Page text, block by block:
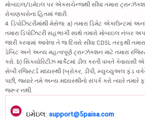
મોબાઇલ/ઇમેઇલ પર એક્સચેન્જથી સીધા તમારા
રોકાણકારોના હિતમાં જારી.
4. ડિપોઝિટરીમાંથી મેસેજ: a) તમારા ડિમેટ એકાઉન્ટમાં
તમારા ડિપોઝિટરી સહભાગી સાથે તમારો મોબાઇલ નંબર
જારી કરવામાં આવેલા તે જ દિવસે સીધા CDSL તરફથી
ડેબિટ અને અન્ય મહત્વપૂર્ણ ટ્રાન્ઝૅક્શન માટે તમારા
કરો. b) સિક્યોરિટીઝ માર્કેટમાં ડીલ કરતી વખતે
સેબી રજિસ્ટર્ડ મધ્યસ્થી (બ્રોકર, ડીપી, મ્યુચ્યુઅલ ફંડ
પછી, જ્યારે તમે અન્ય મધ્યસ્થીનો સંપર્ક કરો ત્યારે તમારે
જરૂર નથી.
ઇમેઇલ: support@5paisa.com